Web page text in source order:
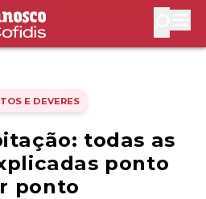
E DEVERES
todas as
ponto
ponto